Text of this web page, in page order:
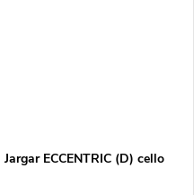
Jargar ECCENTRIC (D) cello